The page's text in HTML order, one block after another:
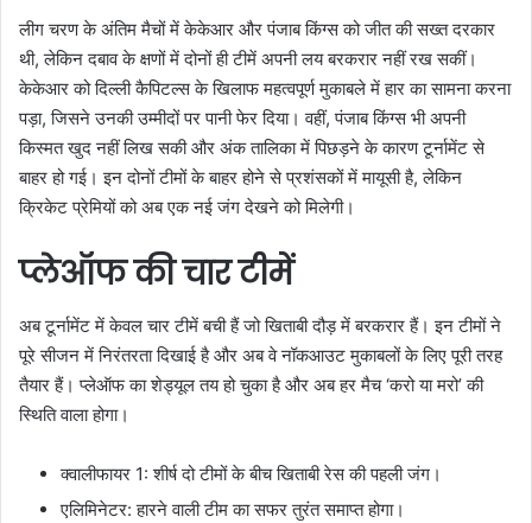
लीग चरण के अंतिम मैचों में केकेआर और पंजाब किंग्स को जीत की सख्त दरकार
थी, लेकिन दबाव के क्षणों में दोनों ही टीमें अपनी लय बरकरार नहीं रख सकीं।
केकेआर को दिल्ली कैपिटल्स के खिलाफ महत्वपूर्ण मुकाबले में हार का सामना करना
पड़ा, जिसने उनकी उम्मीदों पर पानी फेर दिया। वहीं, पंजाब किंग्स भी अपनी
किस्मत खुद नहीं लिख सकी और अंक तालिका में पिछड़ने के कारण टूर्नामेंट से
बाहर हो गई। इन दोनों टीमों के बाहर होने से प्रशंसकों में मायूसी है, लेकिन
क्रिकेट प्रेमियों को अब एक नई जंग देखने को मिलेगी।
प्लेऑफ की चार टीमें
अब टूर्नामेंट में केवल चार टीमें बची हैं जो खिताबी दौड़ में बरकरार हैं। इन टीमों ने
पूरे सीजन में निरंतरता दिखाई है और अब वे नॉकआउट मुकाबलों के लिए पूरी तरह
तैयार हैं। प्लेऑफ का शेड्यूल तय हो चुका है और अब हर मैच ‘करो या मरो’ की
स्थिति वाला होगा।
क्वालीफायर 1: शीर्ष दो टीमों के बीच खिताबी रेस की पहली जंग।
एलिमिनेटर: हारने वाली टीम का सफर तुरंत समाप्त होगा।